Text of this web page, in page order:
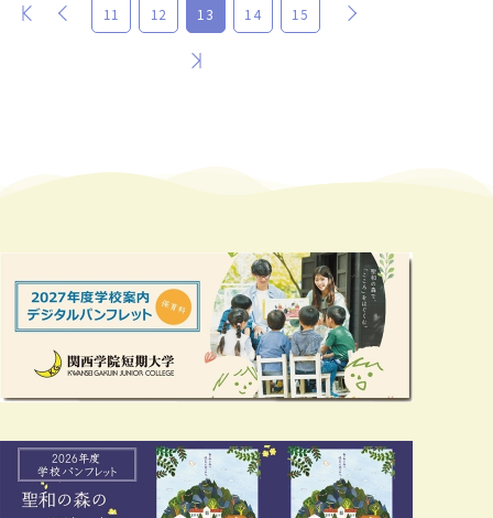
最初 前 11 12 13 14 15
最後